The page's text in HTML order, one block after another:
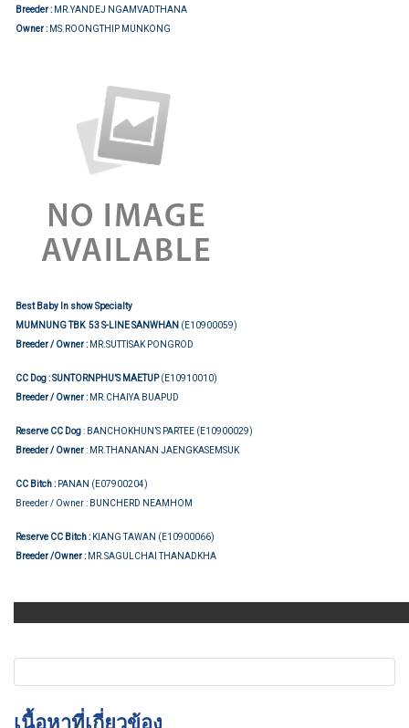
Breeder : MR.YANDEJ NGAMVADTHANA
Owner : MS.ROONGTHIP MUNKONG
Best Baby In show Specialty
MUMNUNG TBK 53 S-LINE SANWHAN (E10900059)
Breeder / Owner : MR.SUTTISAK PONGROD
CC Dog :SUNTORNPHU’S MAETUP(E10910010)
Breeder / Owner : MR.CHAIYA BUAPUD
Reserve CC Dog: BANCHOKHUN’S PARTEE (E10900029)
Breeder / Owner: MR.THANANAN JAENGKASEMSUK
CC Bitch : PANAN (E07900204)
Breeder / Owner : BUNCHERD NEAMHOM
Reserve CC Bitch : KIANG TAWAN (E10900066)
Breeder /Owner : MR.SAGULCHAI THANADKHA
เนื้อหาที่เกี่ยวข้อง